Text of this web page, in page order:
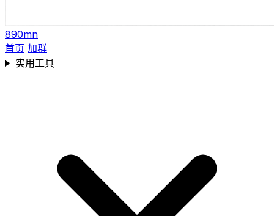
890mn
首页 加群
实用工具